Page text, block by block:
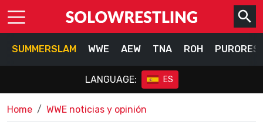
SUMMERSLAM WWE AEW TNA ROH
LANGUAGE: ES
Home WWE noticias y opinión